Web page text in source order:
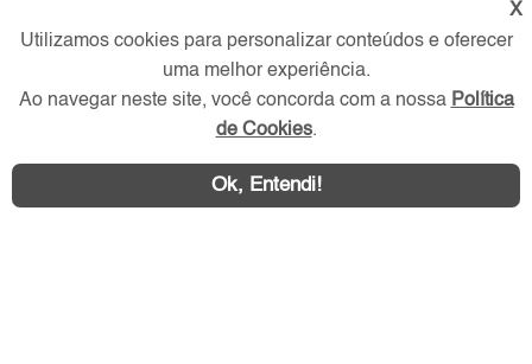
Redes Sociais
X
Utilizamos cookies para personalizar conteúdos e oferecer
uma melhor experiência.
Ao navegar neste site, você concorda com a nossa Política
de Cookies.
Ok, Entendi!